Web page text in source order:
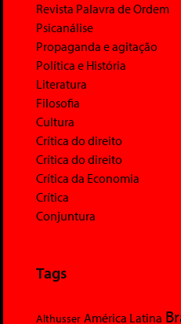
Revista Palavra de Ordem
Psicanálise
Propaganda e agitação
Política e História
Literatura
Filosofia
Cultura
Crítica do direito
Crítica do direito
Crítica da Economia
Crítica
Conjuntura
Tags
Althusser América Latina